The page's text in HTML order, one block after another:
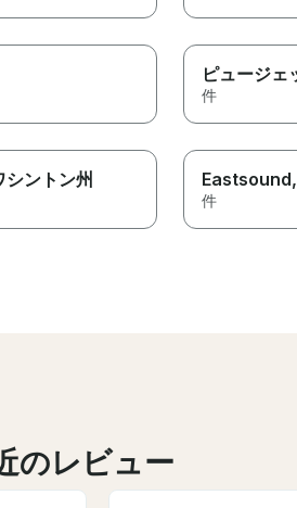
ピュージェ
件
シントン州 Eastsound
件
のレビュー